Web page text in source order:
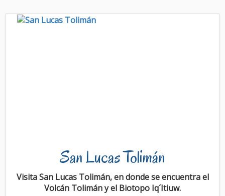
San Lucas Tolimán
Visita San Lucas Tolimán, en donde se encuentra el
Volcán Tolimán y el Biotopo Iq´Itiuw.